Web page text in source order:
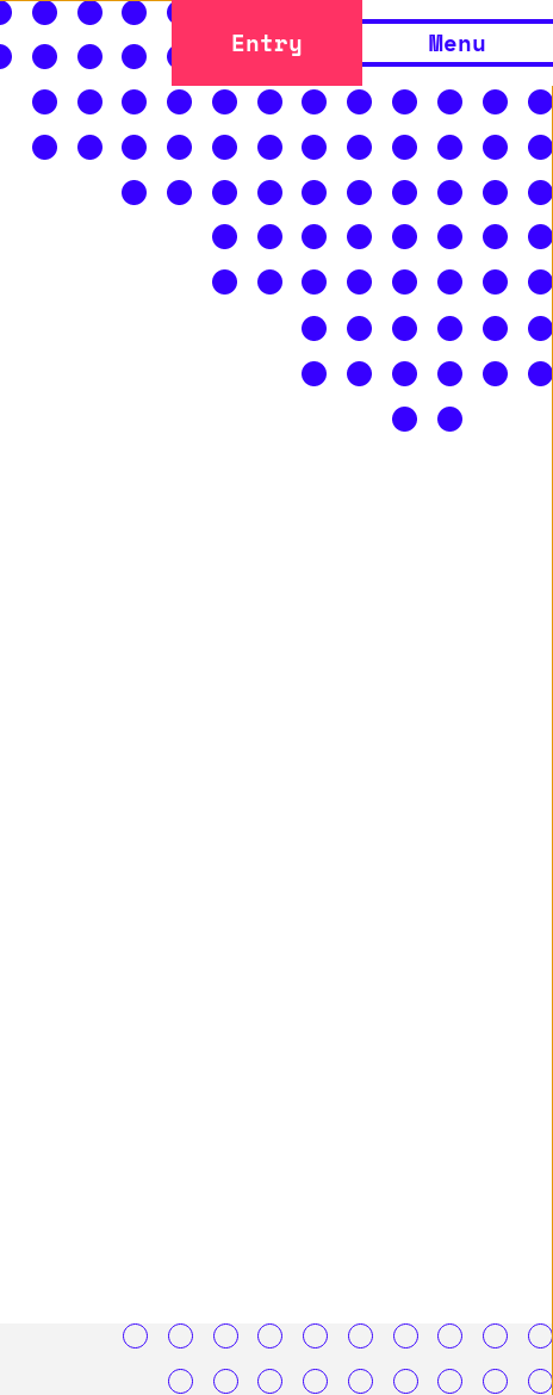
Entry Menu